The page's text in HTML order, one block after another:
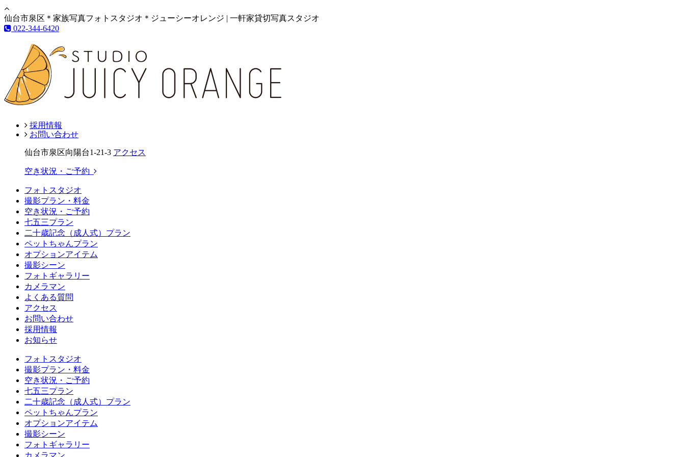
仙台市泉区＊家族写真フォトスタジオ＊ジューシーオレンジ | 一軒家貸切写真スタジオ
022-344-6420
採用情報
お問い合わせ
仙台市泉区向陽台1-21-3 アクセス
空き状況・ご予約
フォトスタジオ
撮影プラン・料金
空き状況・ご予約
七五三プラン
二十歳記念（成人式）プラン
ペットちゃんプラン
オプションアイテム
撮影シーン
フォトギャラリー
カメラマン
よくある質問
アクセス
お問い合わせ
採用情報
お知らせ
フォトスタジオ
撮影プラン・料金
空き状況・ご予約
七五三プラン
二十歳記念（成人式）プラン
ペットちゃんプラン
オプションアイテム
撮影シーン
フォトギャラリー
カメラマン